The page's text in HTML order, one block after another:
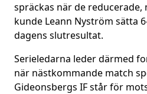
spräckas när de
kunde Leann Nyström sätta
dagens slutresultat.
Serieledarna leder därmed
när nästkommande match
Gideonsbergs IF står för